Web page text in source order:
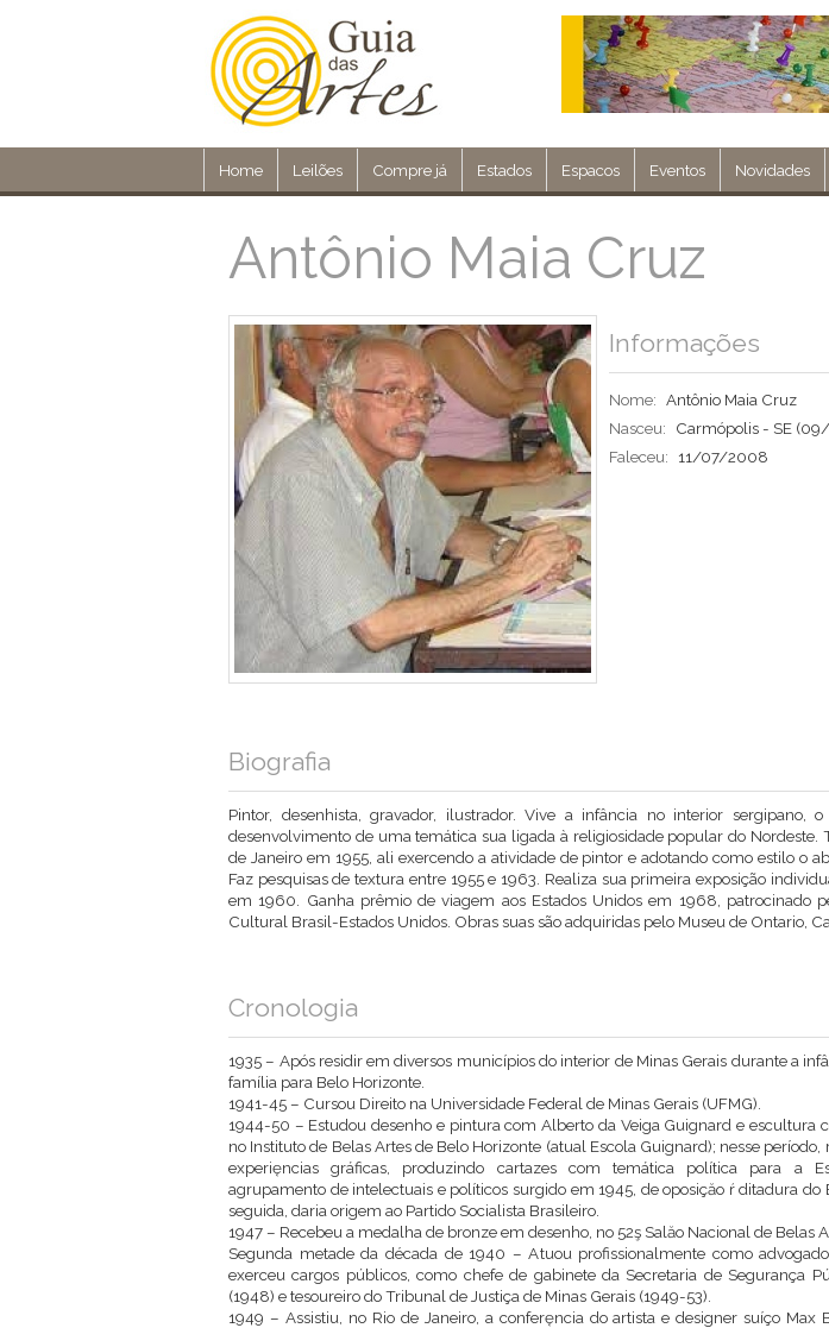
Home Leilões Compre já Estados Espacos Eventos Novidades
Antônio Maia Cruz
Informações
Nome: Antônio Maia Cruz
Nasceu:
Carmópolis - SE
Faleceu:
11/07/2008
Biografia
Pintor, desenhista, gravador, ilustrador. Vive a infância no interior sergipano,
desenvolvimento de uma temática sua ligada à religiosidade popular do Nordeste.
de Janeiro em 1955, ali exercendo a atividade de pintor e adotando como estilo o
Faz pesquisas de textura entre 1955 e 1963. Realiza sua primeira exposição
em 1960. Ganha prêmio de viagem aos Estados Unidos em 1968, patrocinado
Cultural Brasil-Estados Unidos. Obras suas são adquiridas pelo Museu de Ontario,
Cronologia
1935 – Após residir em diversos municípios do interior de Minas Gerais durante a
família para Belo Horizonte.
1941-45 – Cursou Direito na Universidade Federal de Minas Gerais (UFMG).
1944-50 – Estudou desenho e pintura com Alberto da Veiga Guignard e escultura
no Instituto de Belas Artes de Belo Horizonte (atual Escola Guignard); nesse
experięncias gráficas, produzindo cartazes com temática política para a
agrupamento de intelectuais e políticos surgido em 1945, de oposiçăo ŕ ditadura do
seguida, daria origem ao Partido Socialista Brasileiro.
1947 – Recebeu a medalha de bronze em desenho, no 52ş Salăo Nacional de Belas
Segunda metade da década de 1940 – Atuou profissionalmente como
exerceu cargos públicos, como chefe de gabinete da Secretaria de Segurança
(1948) e tesoureiro do Tribunal de Justiça de Minas Gerais (1949-53).
1949 – Assistiu, no Rio de Janeiro, a conferęncia do artista e designer suíço Max